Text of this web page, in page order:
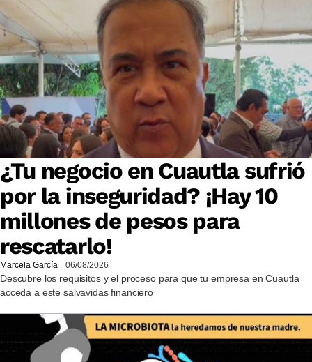
¿Tu negocio en Cuautla sufrió
por la inseguridad? ¡Hay 10
millones de pesos para
rescatarlo!
Marcela García 06/08/2026
Descubre los requisitos y el proceso para que tu empresa en Cuautla
acceda a este salvavidas financiero